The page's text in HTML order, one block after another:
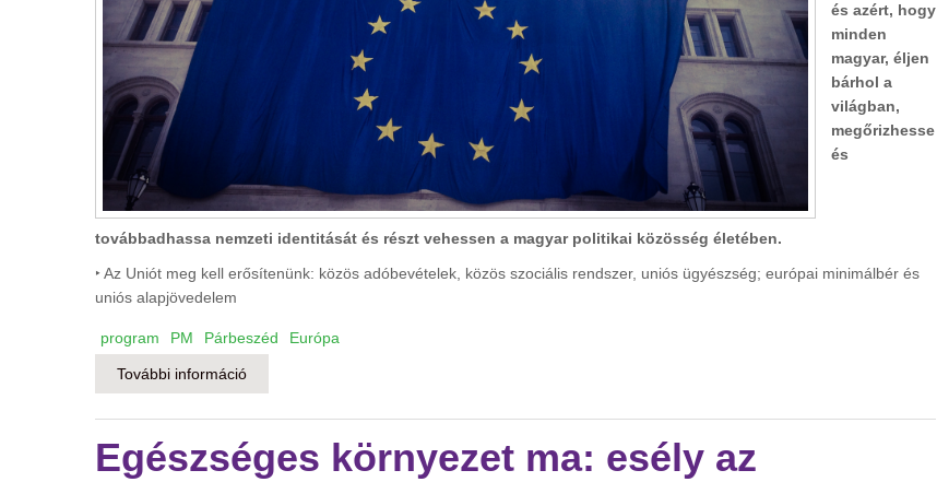
és azért, hogy
minden
magyar, éljen
bárhol a
világban,
megőrizhesse
és
továbbadhassa nemzeti identitását és részt vehessen a magyar politikai közösség életében.
‣ Az Uniót meg kell erősítenünk: közös adóbevételek, közös szociális rendszer, uniós ügyészség; európai minimálbér és
uniós alapjövedelem
program PM Párbeszéd Európa
További információ
Egészséges környezet ma: esély az